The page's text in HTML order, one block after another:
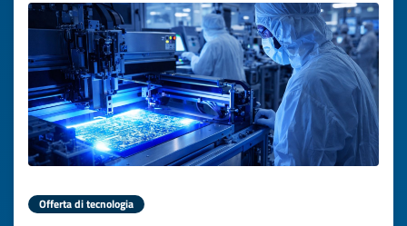
Offerta di tecnologia